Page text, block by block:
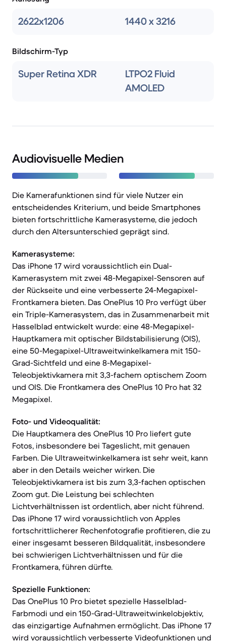
2622x1206 1440 x 3216
Bildschirm-Typ
Super Retina XDR
LTPO2 Fluid
AMOLED
Audiovisuelle Medien
Die Kamerafunktionen sind für viele Nutzer ein
entscheidendes Kriterium, und beide Smartphones
bieten fortschrittliche Kamerasysteme, die jedoch
durch den Altersunterschied geprägt sind.
Kamerasysteme:
Das iPhone 17 wird voraussichtlich ein Dual-
Kamerasystem mit zwei 48-Megapixel-Sensoren auf
der Rückseite und eine verbesserte 24-Megapixel-
Frontkamera bieten. Das OnePlus 10 Pro verfügt über
ein Triple-Kamerasystem, das in Zusammenarbeit mit
Hasselblad entwickelt wurde: eine 48-Megapixel-
Hauptkamera mit optischer Bildstabilisierung (OIS),
eine 50-Megapixel-Ultraweitwinkelkamera mit 150-
Grad-Sichtfeld und eine 8-Megapixel-
Teleobjektivkamera mit 3,3-fachem optischem Zoom
und OIS. Die Frontkamera des OnePlus 10 Pro hat 32
Megapixel.
Foto- und Videoqualität:
Die Hauptkamera des OnePlus 10 Pro liefert gute
Fotos, insbesondere bei Tageslicht, mit genauen
Farben. Die Ultraweitwinkelkamera ist sehr weit, kann
aber in den Details weicher wirken. Die
Teleobjektivkamera ist bis zum 3,3-fachen optischen
Zoom gut. Die Leistung bei schlechten
Lichtverhältnissen ist ordentlich, aber nicht führend.
Das iPhone 17 wird voraussichtlich von Apples
fortschrittlicherer Rechenfotografie profitieren, die zu
einer insgesamt besseren Bildqualität, insbesondere
bei schwierigen Lichtverhältnissen und für die
Frontkamera, führen dürfte.
Spezielle Funktionen:
Das OnePlus 10 Pro bietet spezielle Hasselblad-
Farbmodi und ein 150-Grad-Ultraweitwinkelobjektiv,
das einzigartige Aufnahmen ermöglicht. Das iPhone 17
wird voraussichtlich verbesserte Videofunktionen und